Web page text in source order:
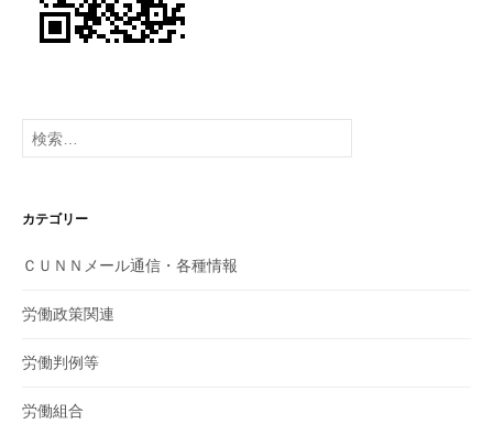
検
索:
カテゴリー
ＣＵＮＮメール通信・各種情報
労働政策関連
労働判例等
労働組合